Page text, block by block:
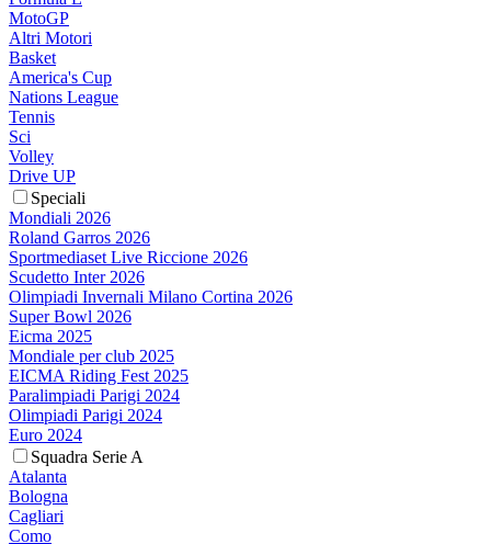
MotoGP
Altri Motori
Basket
America's Cup
Nations League
Tennis
Sci
Volley
Drive UP
Speciali
Mondiali 2026
Roland Garros 2026
Sportmediaset Live Riccione 2026
Scudetto Inter 2026
Olimpiadi Invernali Milano Cortina 2026
Super Bowl 2026
Eicma 2025
Mondiale per club 2025
EICMA Riding Fest 2025
Paralimpiadi Parigi 2024
Olimpiadi Parigi 2024
Euro 2024
Squadra Serie A
Atalanta
Bologna
Cagliari
Como